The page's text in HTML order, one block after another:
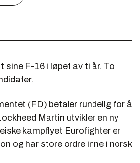
sine F-16 i løpet av ti år. To
(FD) betaler rundelig for å
Martin utvikler en ny
kampflyet Eurofighter er
og har store ordre inne i norsk